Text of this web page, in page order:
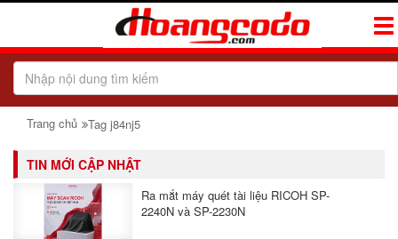
Trang chủ Tag j84nj5
TIN MỚI CẬP NHẬT
Ra mắt máy quét tài liệu RICOH SP-
2240N và SP-2230N